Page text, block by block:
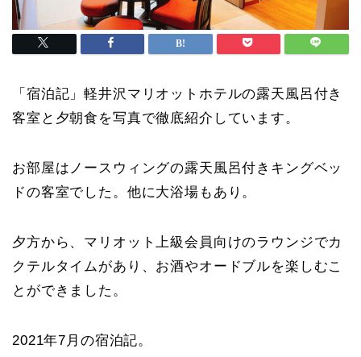
「宿泊記」軽井沢マリオットホテルの露天風呂付き
客室と夕朝食を写真で徹底紹介しています。
お部屋はノースウィングの露天風呂付きキングベッ
ドの客室でした。他に大浴場もあり。
夕方から、マリオット上級会員向けのラウンジでカ
クテルタイムがあり、お酒やオードブルを楽しむこ
とができました。
2021年7月の宿泊記。